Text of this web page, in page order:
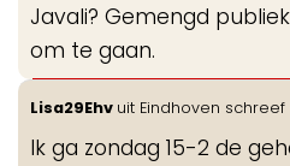
Javali? Gemengd
om te gaan.
Lisa29Ehv uit Eindhoven schreef
Ik ga zondag 15-2 de